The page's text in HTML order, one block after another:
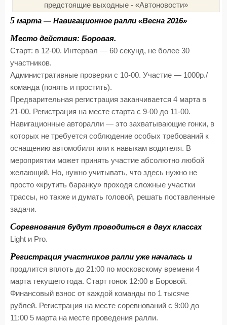
5 марта — Навигационное ралли «Весна 2016»
Место действия: Боровая.
Старт: в 12-00. Интервал — 60 секунд, не более 30
участников.
Административные проверки с 10-00. Участие — 1000р./
команда (понять и простить).
Предварительная регистрация заканчивается 4 марта в
21-00. Регистрация на месте старта с 9-00 до 11-00.
Навигационные авторалли — это захватывающие гонки, в
которых не требуется соблюдение особых требований к
оснащению автомобиля или к навыкам водителя. В
мероприятии может принять участие абсолютно любой
желающий. Но, нужно учитывать, что здесь нужно не
просто «крутить баранку» проходя сложные участки
трассы, но также и думать головой, решать поставленные
задачи.
Соревнования будут проводиться в двух классах
Light и Pro.
Регистрация участников ралли уже началась и
продлится вплоть до 21:00 по московскому времени 4
марта текущего года. Старт гонок 12:00 в Боровой.
Финансовый взнос от каждой команды по 1 тысяче
рублей. Регистрация на месте соревнований с 9:00 до
11:00 5 марта на месте проведения ралли.